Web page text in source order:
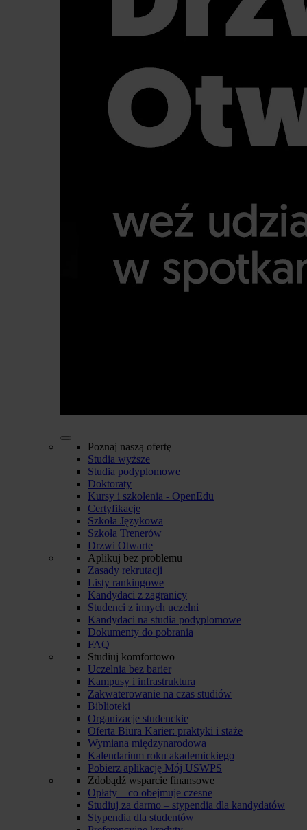
Poznaj naszą ofertę
Studia wyższe
Studia podyplomowe
Doktoraty
Kursy i szkolenia - OpenEdu
Certyfikacje
Szkoła Językowa
Szkoła Trenerów
Drzwi Otwarte
Aplikuj bez problemu
Zasady rekrutacji
Listy rankingowe
Kandydaci z zagranicy
Studenci z innych uczelni
Kandydaci na studia podyplomowe
Dokumenty do pobrania
FAQ
Studiuj komfortowo
Uczelnia bez barier
Kampusy i infrastruktura
Zakwaterowanie na czas studiów
Biblioteki
Organizacje studenckie
Oferta Biura Karier: praktyki i staże
Wymiana międzynarodowa
Kalendarium roku akademickiego
Pobierz aplikację Mój USWPS
Zdobądź wsparcie finansowe
Opłaty – co obejmuje czesne
Studiuj za darmo – stypendia dla kandydatów
Stypendia dla studentów